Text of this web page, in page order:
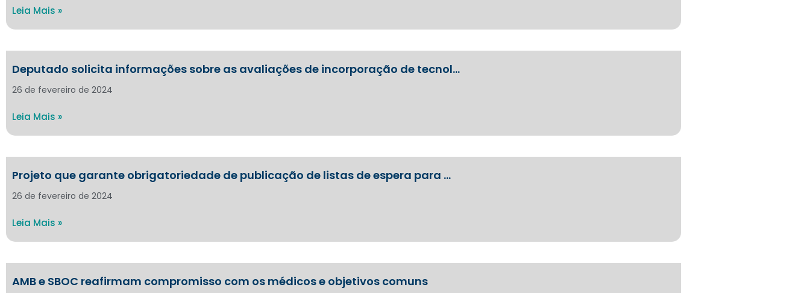
Leia Mais »
Deputado solicita informações sobre as avaliações de incorporação de tecnol…
26 de fevereiro de 2024
Leia Mais »
Projeto que garante obrigatoriedade de publicação de listas de espera para …
26 de fevereiro de 2024
Leia Mais »
AMB e SBOC reafirmam compromisso com os médicos e objetivos comuns